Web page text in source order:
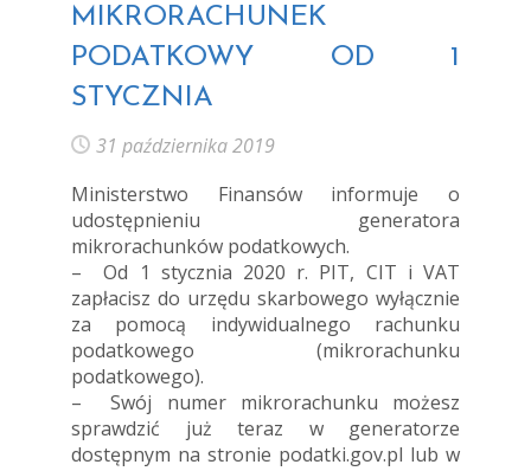
MIKRORACHUNEK
PODATKOWY OD 1
STYCZNIA
31 października 2019
Ministerstwo Finansów informuje o
udostępnieniu generatora
mikrorachunków podatkowych.
– Od 1 stycznia 2020 r. PIT, CIT i VAT
zapłacisz do urzędu skarbowego wyłącznie
za pomocą indywidualnego rachunku
podatkowego (mikrorachunku
podatkowego).
– Swój numer mikrorachunku możesz
sprawdzić już teraz w generatorze
dostępnym na stronie podatki.gov.pl lub w